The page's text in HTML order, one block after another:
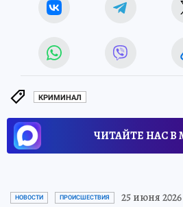
КРИМИНАЛ
ЧИТАЙТЕ НАС В
НОВОСТИ ПРОИСШЕСТВИЯ 25 июня 2026